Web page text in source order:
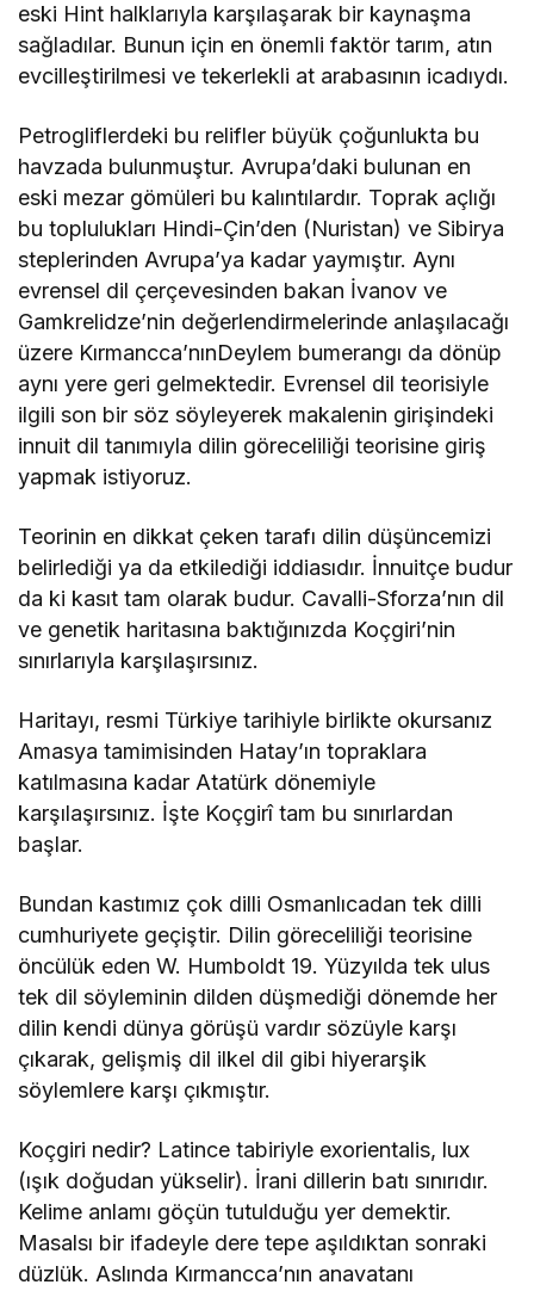
eski Hint halklarıyla karşılaşarak bir kaynaşma
sağladılar. Bunun için en önemli faktör tarım, atın
evcilleştirilmesi ve tekerlekli at arabasının icadıydı.
Petrogliflerdeki bu relifler büyük çoğunlukta bu
havzada bulunmuştur. Avrupa’daki bulunan en
eski mezar gömüleri bu kalıntılardır. Toprak açlığı
bu toplulukları Hindi-Çin’den (Nuristan) ve Sibirya
steplerinden Avrupa’ya kadar yaymıştır. Aynı
evrensel dil çerçevesinden bakan İvanov ve
Gamkrelidze’nin değerlendirmelerinde anlaşılacağı
üzere Kırmancca’nınDeylem bumerangı da dönüp
aynı yere geri gelmektedir. Evrensel dil teorisiyle
ilgili son bir söz söyleyerek makalenin girişindeki
innuit dil tanımıyla dilin göreceliliği teorisine giriş
yapmak istiyoruz.
Teorinin en dikkat çeken tarafı dilin düşüncemizi
belirlediği ya da etkilediği iddiasıdır. İnnuitçe budur
da ki kasıt tam olarak budur. Cavalli-Sforza’nın dil
ve genetik haritasına baktığınızda Koçgiri’nin
sınırlarıyla karşılaşırsınız.
Haritayı, resmi Türkiye tarihiyle birlikte okursanız
Amasya tamimisinden Hatay’ın topraklara
katılmasına kadar Atatürk dönemiyle
karşılaşırsınız. İşte Koçgirî tam bu sınırlardan
başlar.
Bundan kastımız çok dilli Osmanlıcadan tek dilli
cumhuriyete geçiştir. Dilin göreceliliği teorisine
öncülük eden W. Humboldt 19. Yüzyılda tek ulus
tek dil söyleminin dilden düşmediği dönemde her
dilin kendi dünya görüşü vardır sözüyle karşı
çıkarak, gelişmiş dil ilkel dil gibi hiyerarşik
söylemlere karşı çıkmıştır.
Koçgiri nedir? Latince tabiriyle exorientalis, lux
(ışık doğudan yükselir). İrani dillerin batı sınırıdır.
Kelime anlamı göçün tutulduğu yer demektir.
Masalsı bir ifadeyle dere tepe aşıldıktan sonraki
düzlük. Aslında Kırmancca’nın anavatanı